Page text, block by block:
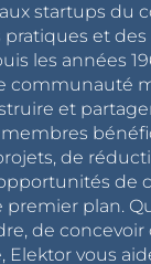
startups du
pratiques et
les années
communauté
et
membres
de
de
plan.
de
Elektor vous